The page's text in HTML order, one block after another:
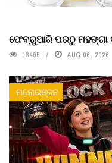
ଫେବ୍ରୁଆରି ପରଠୁ ମହଙ୍ଗା
13495 AUG 06, 2026
ମନୋରଞ୍ଜନ